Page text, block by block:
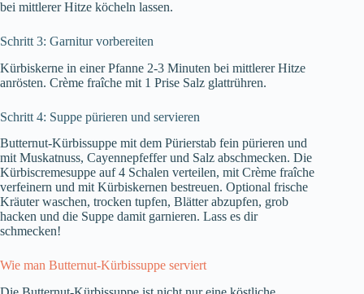
bei mittlerer Hitze köcheln lassen.
Schritt 3: Garnitur vorbereiten
Kürbiskerne in einer Pfanne 2-3 Minuten bei mittlerer Hitze
anrösten. Crème fraîche mit 1 Prise Salz glattrühren.
Schritt 4: Suppe pürieren und servieren
Butternut-Kürbissuppe mit dem Pürierstab fein pürieren und
mit Muskatnuss, Cayennepfeffer und Salz abschmecken. Die
Kürbiscremesuppe auf 4 Schalen verteilen, mit Crème fraîche
verfeinern und mit Kürbiskernen bestreuen. Optional frische
Kräuter waschen, trocken tupfen, Blätter abzupfen, grob
hacken und die Suppe damit garnieren. Lass es dir
schmecken!
Wie man Butternut-Kürbissuppe serviert